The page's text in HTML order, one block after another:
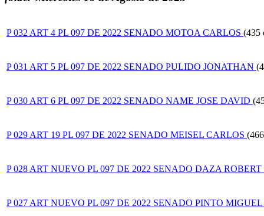
xnxx
Videos
P 032 ART 4 PL 097 DE 2022 SENADO MOTOA CARLOS (435
P 031 ART 5 PL 097 DE 2022 SENADO PULIDO JONATHAN
P 030 ART 6 PL 097 DE 2022 SENADO NAME JOSE DAVID
P 029 ART 19 PL 097 DE 2022 SENADO MEISEL CARLOS
P 028 ART NUEVO PL 097 DE 2022 SENADO DAZA ROBERT
P 027 ART NUEVO PL 097 DE 2022 SENADO PINTO